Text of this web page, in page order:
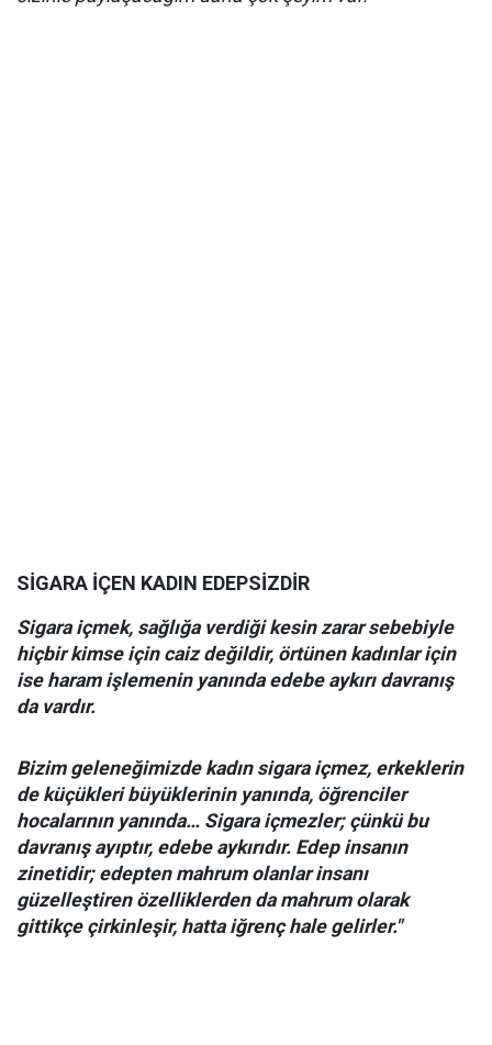
SİGARA İÇEN KADIN EDEPSİZDİR
Sigara içmek, sağlığa verdiği kesin zarar sebebiyle
hiçbir kimse için caiz değildir, örtünen kadınlar için
ise haram işlemenin yanında edebe aykırı davranış
da vardır.
Bizim geleneğimizde kadın sigara içmez, erkeklerin
de küçükleri büyüklerinin yanında, öğrenciler
hocalarının yanında… Sigara içmezler; çünkü bu
davranış ayıptır, edebe aykırıdır. Edep insanın
zinetidir; edepten mahrum olanlar insanı
güzelleştiren özelliklerden da mahrum olarak
gittikçe çirkinleşir, hatta iğrenç hale gelirler."